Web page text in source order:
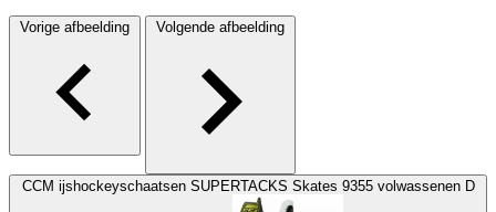
Vorige afbeelding Volgende afbeelding
CCM ijshockeyschaatsen SUPERTACKS Skates 9355 volwassenen D